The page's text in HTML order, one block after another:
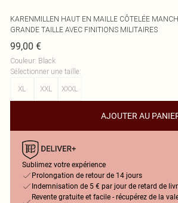
KARENMILLEN HAUT EN MAILLE CÔTELÉE
GRANDE TAILLE AVEC FINITIONS MILITAIRES
99,00 €
Couleur: Black
Sélectionner une taille:
XL
XXL XXXL
AJOUTER AU
Sublimez votre expérience
Prolongation de retour de 14 jours
Indemnisation de 5 € par jour de retard de
Revente gratuite et facile - récupérez de la